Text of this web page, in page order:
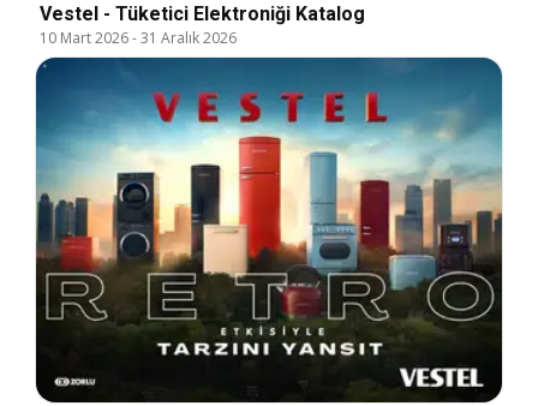
Vestel - Tüketici Elektroniği Katalog
10 Mart 2026-31 Aralık 2026